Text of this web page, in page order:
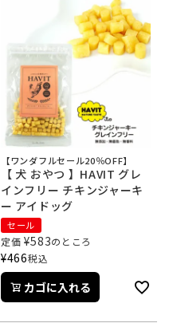
【ワンダフルセール20％OFF】
【 犬 おやつ 】HAVIT グレ
インフリー チキンジャーキ
ー アイドッグ
セール
定価 ¥583のところ
¥466税込
カゴに入れる